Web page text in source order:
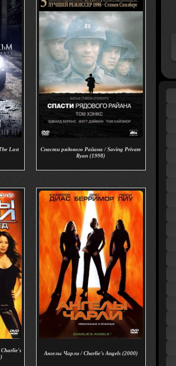
Last
Спасти рядового Райана / Saving Private
Ryan (1998)
Ангелы Чарли / Charlie's Angels (2000)